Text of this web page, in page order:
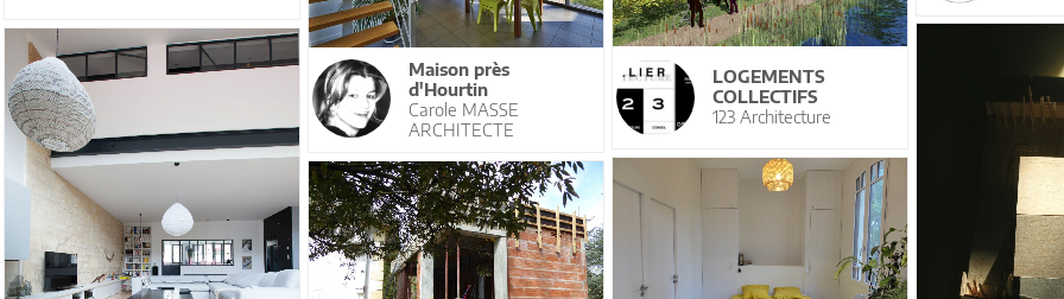
Maison près
d'Hourtin
Carole MASSE
ARCHITECTE
LOGEMENTS
COLLECTIFS
123 Architecture